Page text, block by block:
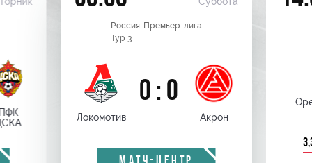
Россия. Премьер-лига
Тур 3
Локомотив
0 : 0
Акрон